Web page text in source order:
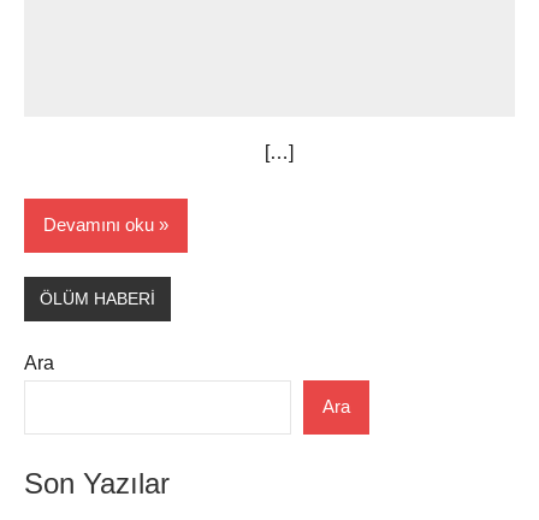
[…]
Devamını oku
ÖLÜM HABERİ
Ara
Ara
Son Yazılar